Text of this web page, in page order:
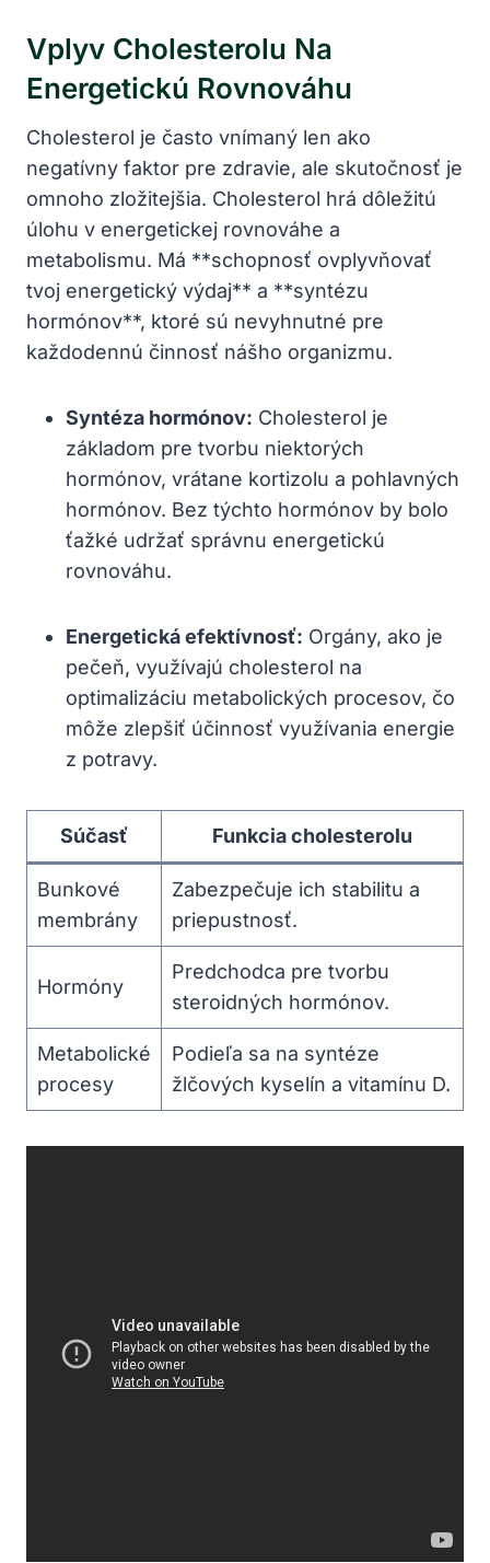
Vplyv Cholesterolu Na
Energetickú Rovnováhu
Cholesterol je často vnímaný len ako⁤
negatívny faktor pre zdravie, ale skutočnosť je
omnoho zložitejšia. Cholesterol ⁢hrá dôležitú
úlohu v‌ energetickej rovnováhe a
metabolismu.‍ Má **schopnosť ovplyvňovať
tvoj ⁢energetický výdaj** a **syntézu
hormónov**, ktoré sú nevyhnutné pre‍
každodennú činnosť nášho organizmu.
Syntéza hormónov: Cholesterol je
⁣základom pre⁤ tvorbu niektorých⁤
hormónov,⁣ vrátane kortizolu a pohlavných
hormónov. Bez týchto‍ hormónov by bolo
ťažké ⁣udržať správnu energetickú
rovnováhu.
Energetická ⁢efektívnosť: Orgány, ako je
pečeň, využívajú cholesterol ‌na
optimalizáciu metabolických procesov, čo
môže zlepšiť účinnosť využívania energie
z potravy.
Súčasť Funkcia cholesterolu
Bunkové
membrány
Zabezpečuje ​ich stabilitu a
priepustnosť.
Hormóny
Predchodca pre⁤ tvorbu
steroidných hormónov.
Metabolické
procesy
Podieľa sa ⁣na syntéze
žlčových ⁣kyselín⁣ a vitamínu ⁢D.